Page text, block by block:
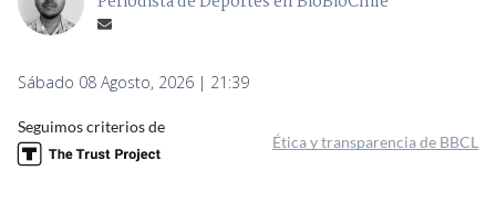
Sábado 08 Agosto, 2026 | 21:39
Seguimos criterios de
Ética y transparencia de BBCL